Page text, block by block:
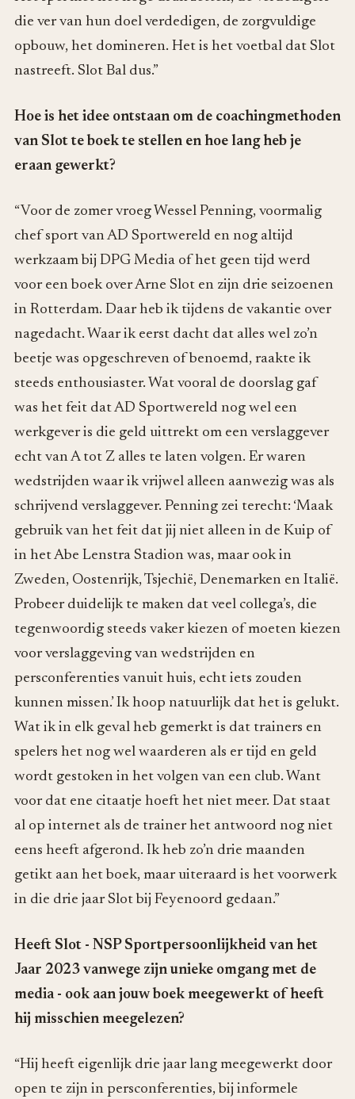
die ver van hun doel verdedigen, de zorgvuldige
opbouw, het domineren. Het is het voetbal dat Slot
nastreeft. Slot Bal dus.”
Hoe is het idee ontstaan om de coachingmethoden
van Slot te boek te stellen en hoe lang heb je
eraan gewerkt?
“Voor de zomer vroeg Wessel Penning, voormalig
chef sport van AD Sportwereld en nog altijd
werkzaam bij DPG Media of het geen tijd werd
voor een boek over Arne Slot en zijn drie seizoenen
in Rotterdam. Daar heb ik tijdens de vakantie over
nagedacht. Waar ik eerst dacht dat alles wel zo’n
beetje was opgeschreven of benoemd, raakte ik
steeds enthousiaster. Wat vooral de doorslag gaf
was het feit dat AD Sportwereld nog wel een
werkgever is die geld uittrekt om een verslaggever
echt van A tot Z alles te laten volgen. Er waren
wedstrijden waar ik vrijwel alleen aanwezig was als
schrijvend verslaggever. Penning zei terecht: ‘Maak
gebruik van het feit dat jij niet alleen in de Kuip of
in het Abe Lenstra Stadion was, maar ook in
Zweden, Oostenrijk, Tsjechië, Denemarken en Italië.
Probeer duidelijk te maken dat veel collega’s, die
tegenwoordig steeds vaker kiezen of moeten kiezen
voor verslaggeving van wedstrijden en
persconferenties vanuit huis, echt iets zouden
kunnen missen.’ Ik hoop natuurlijk dat het is gelukt.
Wat ik in elk geval heb gemerkt is dat trainers en
spelers het nog wel waarderen als er tijd en geld
wordt gestoken in het volgen van een club. Want
voor dat ene citaatje hoeft het niet meer. Dat staat
al op internet als de trainer het antwoord nog niet
eens heeft afgerond. Ik heb zo’n drie maanden
getikt aan het boek, maar uiteraard is het voorwerk
in die drie jaar Slot bij Feyenoord gedaan.”
Heeft Slot - NSP Sportpersoonlijkheid van het
Jaar 2023 vanwege zijn unieke omgang met de
media - ook aan jouw boek meegewerkt of heeft
hij misschien meegelezen?
“Hij heeft eigenlijk drie jaar lang meegewerkt door
open te zijn in persconferenties, bij informele